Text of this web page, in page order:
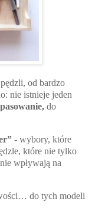
od bardzo
nie istnieje jeden
do
- wybory, które
które nie tylko
wpływają na
do tych modeli